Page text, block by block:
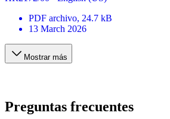
PDF archivo, 24.7 kB
13 March 2026
Mostrar más
Preguntas frecuentes